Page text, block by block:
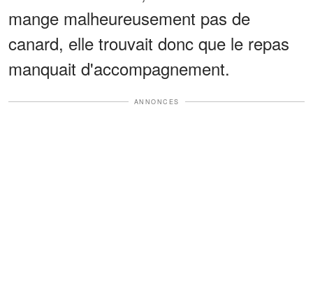
mange malheureusement pas de
canard, elle trouvait donc que le repas
manquait d'accompagnement.
ANNONCES